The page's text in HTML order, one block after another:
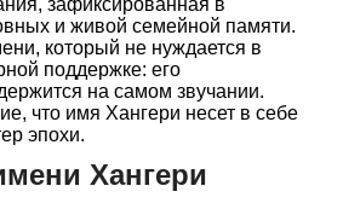
зафиксированная в
и живой семейной памяти.
который не нуждается в
поддержке: его
на самом звучании.
что имя Хангери несет в себе
эпохи.
Хангери